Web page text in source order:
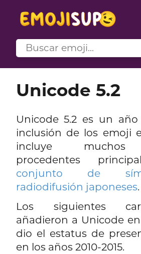
Unicode 5.2
Unicode 5.2 es un
inclusión de los emoji
incluye muchos
procedentes
conjunto de
radiodifusión japoneses.
Los siguientes
añadieron a Unicode
dio el estatus de
en los años 2010-2015.